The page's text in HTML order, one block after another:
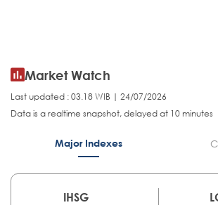
Market Watch
Last updated : 03.18 WIB | 24/07/2026
Data is a realtime snapshot, delayed at 10 minutes
Major Indexes
IHSG